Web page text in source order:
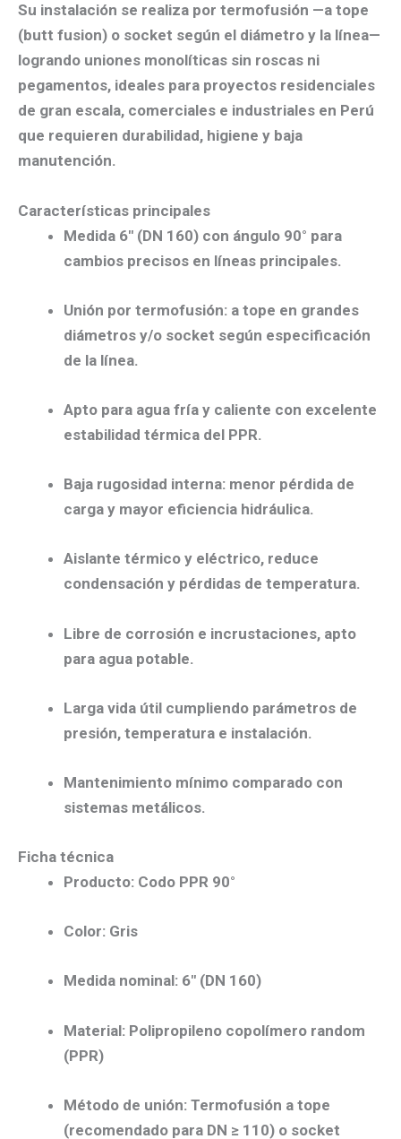
Su instalación se realiza por termofusión —a tope
(butt fusion) o socket según el diámetro y la línea—
logrando uniones monolíticas sin roscas ni
pegamentos, ideales para proyectos residenciales
de gran escala, comerciales e industriales en Perú
que requieren durabilidad, higiene y baja
manutención.
Características principales
Medida 6″ (DN 160) con ángulo 90° para
cambios precisos en líneas principales.
Unión por termofusión: a tope en grandes
diámetros y/o socket según especificación
de la línea.
Apto para agua fría y caliente con excelente
estabilidad térmica del PPR.
Baja rugosidad interna: menor pérdida de
carga y mayor eficiencia hidráulica.
Aislante térmico y eléctrico, reduce
condensación y pérdidas de temperatura.
Libre de corrosión e incrustaciones, apto
para agua potable.
Larga vida útil cumpliendo parámetros de
presión, temperatura e instalación.
Mantenimiento mínimo comparado con
sistemas metálicos.
Ficha técnica
Producto: Codo PPR 90°
Color: Gris
Medida nominal: 6″ (DN 160)
Material: Polipropileno copolímero random
(PPR)
Método de unión: Termofusión a tope
(recomendado para DN ≥ 110) o socket